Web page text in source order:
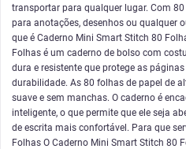
transportar para qualquer lugar. Com
para anotações, desenhos ou qualquer
que é Caderno Mini Smart Stitch 80
Folhas é um caderno de bolso com
dura e resistente que protege as
durabilidade. As 80 folhas de papel de
suave e sem manchas. O caderno é
inteligente, o que permite que ele seja
de escrita mais confortável. Para que
Folhas O Caderno Mini Smart Stitch 80